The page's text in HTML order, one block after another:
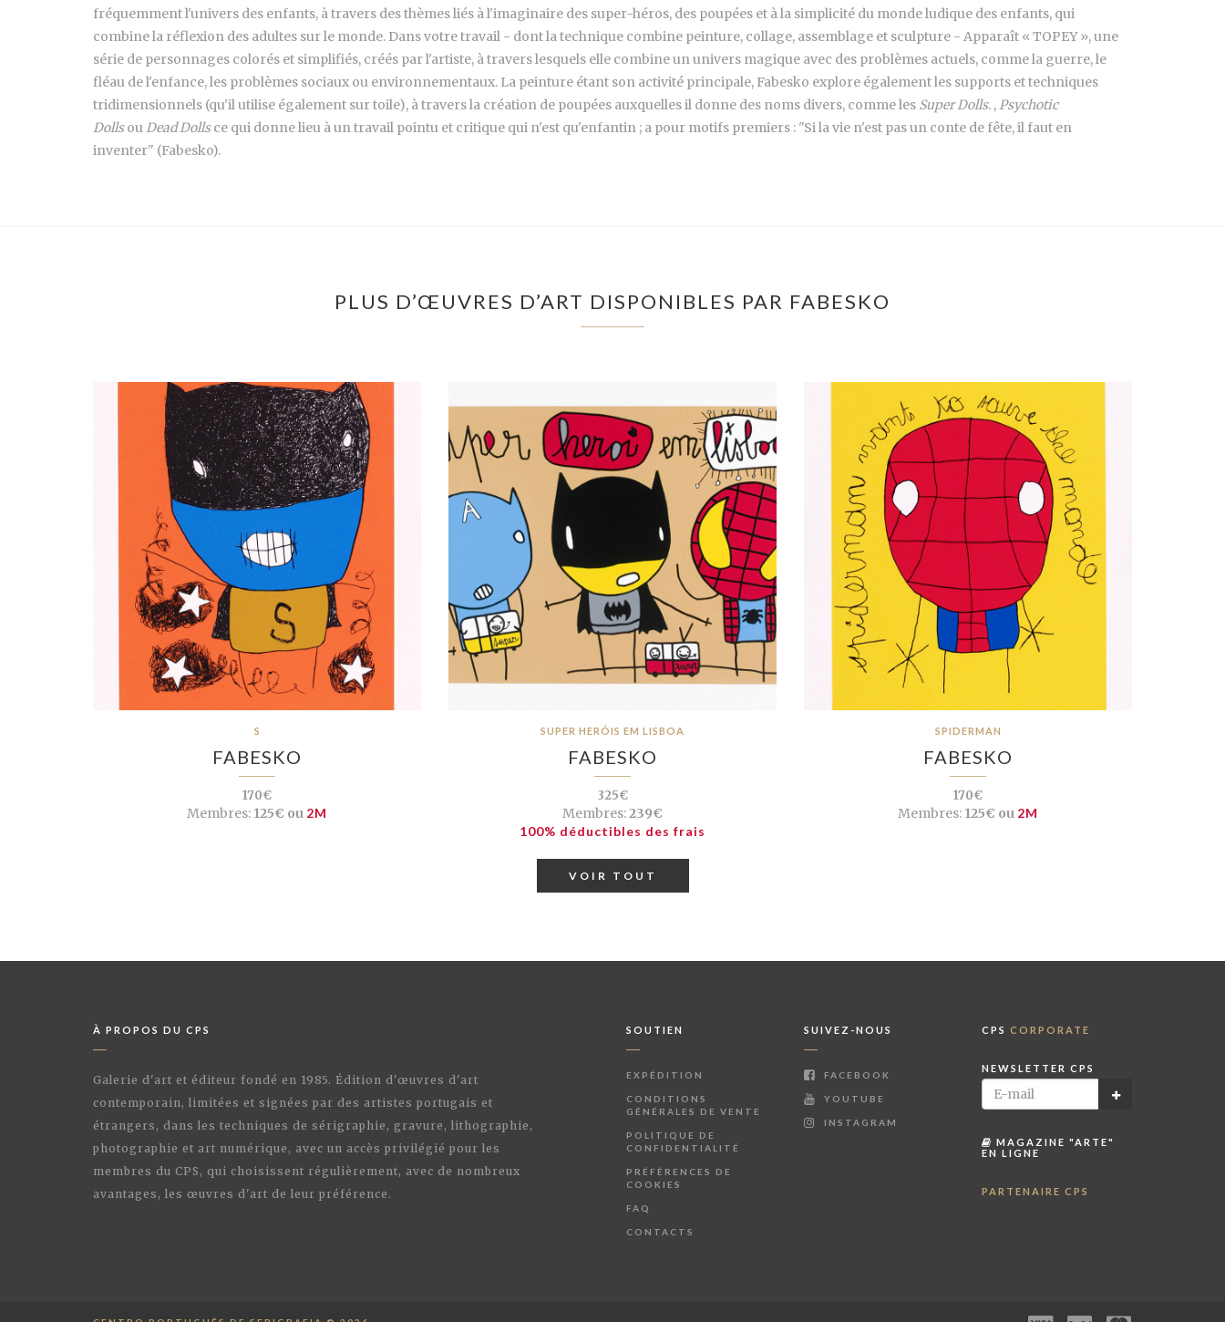
fréquemment l'univers des enfants, à travers des thèmes liés à l'imaginaire des super-héros, des poupées et à la simplicité du monde ludique des enfants, qui
combine la réflexion des adultes sur le monde. Dans votre travail - dont la technique combine peinture, collage, assemblage et sculpture - Apparaît « TOPEY », une
série de personnages colorés et simplifiés, créés par l'artiste, à travers lesquels elle combine un univers magique avec des problèmes actuels, comme la guerre, le
fléau de l'enfance, les problèmes sociaux ou environnementaux. La peinture étant son activité principale, Fabesko explore également les supports et techniques
tridimensionnels (qu'il utilise également sur toile), à travers la création de poupées auxquelles il donne des noms divers, comme les Super Dolls. ,Psychotic
DollsouDead Dollsce qui donne lieu à un travail pointu et critique qui n'est qu'enfantin ; a pour motifs premiers : "Si la vie n'est pas un conte de fête, il faut en
inventer" (Fabesko).
PLUS D’ŒUVRES D’ART DISPONIBLES PAR FABESKO
S
FABESKO
170€
Membres: 125€ ou 2M
SUPER HERÓIS EM LISBOA
FABESKO
325€
Membres:239€
100% déductibles des frais
SPIDERMAN
FABESKO
170€
Membres: 125€ ou 2M
VOIR TOUT
À PROPOS DU CPS
Galerie d'art et éditeur fondé en 1985. Édition d'œuvres d'art
contemporain, limitées et signées par des artistes portugais et
étrangers, dans les techniques de sérigraphie, gravure, lithographie,
photographie et art numérique, avec un accès privilégié pour les
membres du CPS, qui choisissent régulièrement, avec de nombreux
avantages, les œuvres d'art de leur préférence.
SOUTIEN
EXPÉDITION
CONDITIONS
GÉNÉRALES DE VENTE
POLITIQUE DE
CONFIDENTIALITÉ
PRÉFÉRENCES DE
COOKIES
FAQ
CONTACTS
SUIVEZ-NOUS
FACEBOOK
YOUTUBE
INSTAGRAM
CPS CORPORATE
NEWSLETTER CPS
MAGAZINE "ARTE"
EN LIGNE
PARTENAIRE CPS